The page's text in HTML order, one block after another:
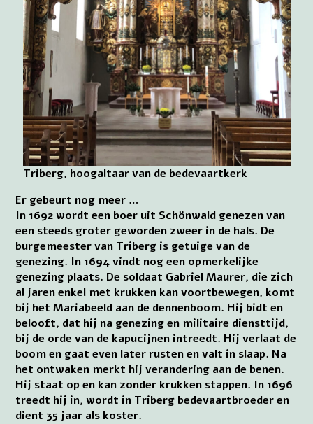
Triberg, hoogaltaar van de bedevaartkerk
Er gebeurt nog meer …
In 1692 wordt een boer uit Schönwald genezen van
een steeds groter geworden zweer in de hals. De
burgemeester van Triberg is getuige van de
genezing. In 1694 vindt nog een opmerkelijke
genezing plaats. De soldaat Gabriel Maurer, die zich
al jaren enkel met krukken kan voortbewegen, komt
bij het Mariabeeld aan de dennenboom. Hij bidt en
belooft, dat hij na genezing en militaire diensttijd,
bij de orde van de kapucijnen intreedt. Hij verlaat de
boom en gaat even later rusten en valt in slaap. Na
het ontwaken merkt hij verandering aan de benen.
Hij staat op en kan zonder krukken stappen. In 1696
treedt hij in, wordt in Triberg bedevaartbroeder en
dient 35 jaar als koster.